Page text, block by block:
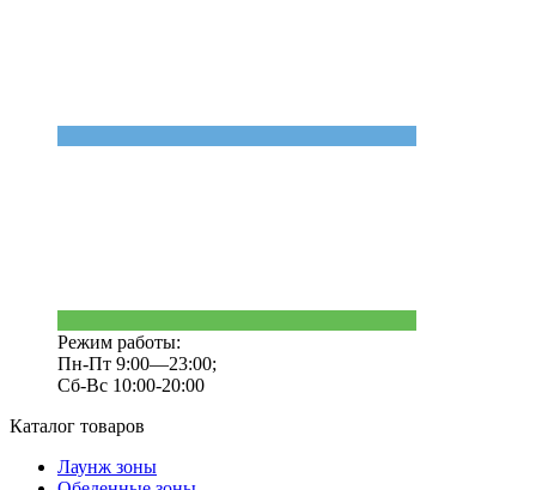
Режим работы:
Пн-Пт 9:00—23:00;
Сб-Вс 10:00-20:00
Каталог товаров
Лаунж зоны